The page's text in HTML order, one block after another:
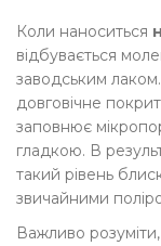
Коли наноситься
відбувається
заводським
довговічне
заповнює
гладкою. В
такий рівень
звичайними
Важливо